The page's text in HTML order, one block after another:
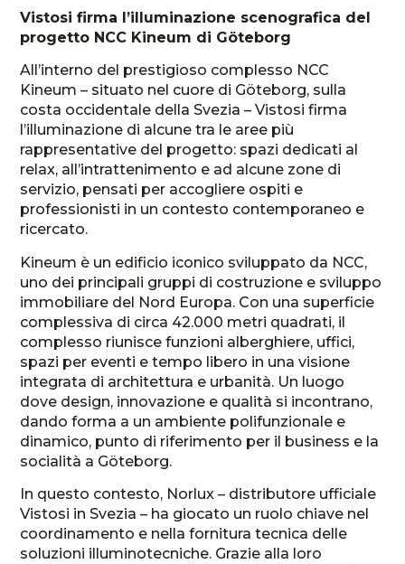
Vistosi firma l’illuminazione scenografica del
progetto NCC Kineum di Göteborg
All’interno del prestigioso complesso NCC
Kineum – situato nel cuore di Göteborg, sulla
costa occidentale della Svezia – Vistosi firma
l’illuminazione di alcune tra le aree più
rappresentative del progetto: spazi dedicati al
relax, all’intrattenimento e ad alcune zone di
servizio, pensati per accogliere ospiti e
professionisti in un contesto contemporaneo e
ricercato.
Kineum è un edificio iconico sviluppato da NCC,
uno dei principali gruppi di costruzione e sviluppo
immobiliare del Nord Europa. Con una superficie
complessiva di circa 42.000 metri quadrati, il
complesso riunisce funzioni alberghiere, uffici,
spazi per eventi e tempo libero in una visione
integrata di architettura e urbanità. Un luogo
dove design, innovazione e qualità si incontrano,
dando forma a un ambiente polifunzionale e
dinamico, punto di riferimento per il business e la
socialità a Göteborg.
In questo contesto, Norlux – distributore ufficiale
Vistosi in Svezia – ha giocato un ruolo chiave nel
coordinamento e nella fornitura tecnica delle
soluzioni illuminotecniche. Grazie alla loro